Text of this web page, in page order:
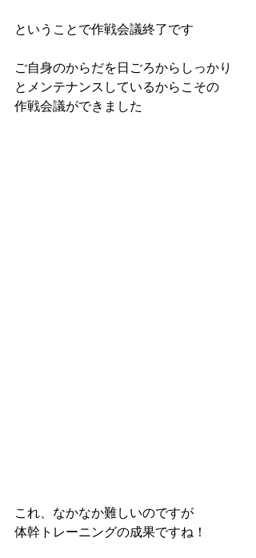
ということで作戦会議終了です
ご自身のからだを日ごろからしっかり
とメンテナンスしているからこその
作戦会議ができました
これ、なかなか難しいのですが
体幹トレーニングの成果ですね！